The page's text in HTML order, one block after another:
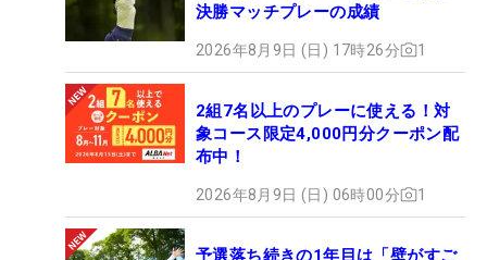
決勝マッチプレーの成績
2026年8月9日 (日) 17時26分 1
2組7名以上のプレーに使える！対
象コース限定4,000円分クーポン配
布中！
2026年8月9日 (日) 06時00分 1
予選落ち続きの1年目は「壁がすご